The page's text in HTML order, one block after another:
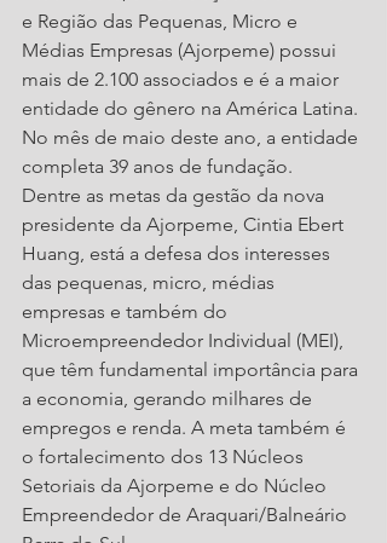
e Região das Pequenas, Micro e
Médias Empresas (Ajorpeme) possui
mais de 2.100 associados e é a maior
entidade do gênero na América Latina.
No mês de maio deste ano, a entidade
completa 39 anos de fundação.
Dentre as metas da gestão da nova
presidente da Ajorpeme, Cintia Ebert
Huang, está a defesa dos interesses
das pequenas, micro, médias
empresas e também do
Microempreendedor Individual (MEI),
que têm fundamental importância para
a economia, gerando milhares de
empregos e renda. A meta também é
o fortalecimento dos 13 Núcleos
Setoriais da Ajorpeme e do Núcleo
Empreendedor de Araquari/Balneário